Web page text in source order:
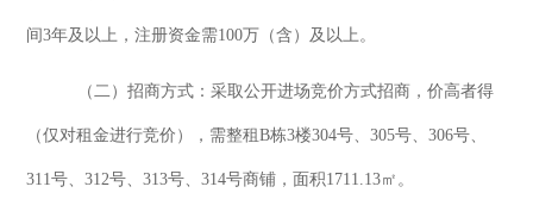
间3年及以上， 注册资金需100万（含）及以上。
（ 二 ） 招商方式 ： 采取公开进场竞价方式招商，价高者得
（仅对租金进行竞价），需整租B栋3楼304号、305号、306号、
311号、312号、313号、314号商铺，面积1711.13㎡。